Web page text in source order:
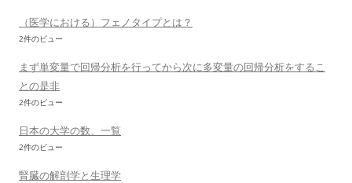
（医学における）フェノタイプとは？
2件のビュー
まず単変量で回帰分析を行ってから次に多変量の回帰分析をするこ
との是非
2件のビュー
日本の大学の数、一覧
2件のビュー
腎臓の解剖学と生理学